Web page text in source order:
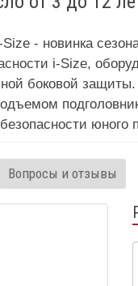
- новинка
i-Size,
боковой
юного
Вопросы и отзывы